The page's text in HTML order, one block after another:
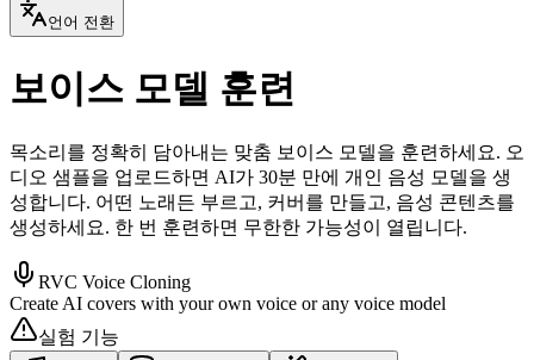
언어 전환
보이스 모델 훈련
목소리를 정확히 담아내는 맞춤 보이스 모델을 훈련하세요. 오
디오 샘플을 업로드하면 AI가 30분 만에 개인 음성 모델을 생
성합니다. 어떤 노래든 부르고, 커버를 만들고, 음성 콘텐츠를
생성하세요. 한 번 훈련하면 무한한 가능성이 열립니다.
RVC Voice Cloning
Create AI covers with your own voice or any voice model
실험 기능